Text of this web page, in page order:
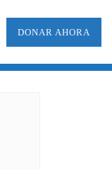
DONAR AHORA